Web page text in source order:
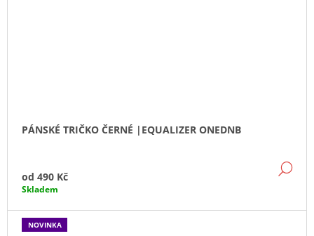
PÁNSKÉ TRIČKO ČERNÉ |EQUALIZER ONEDNB
od 490 Kč
Skladem
NOVINKA